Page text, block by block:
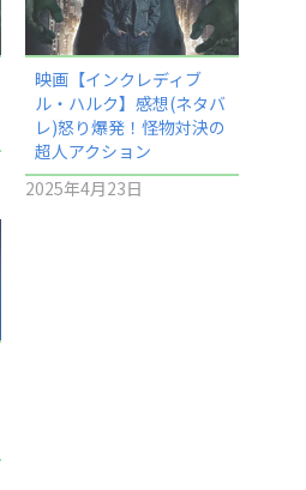
映画【インクレディブ
ル・ハルク】感想(ネタバ
レ)怒り爆発！怪物対決の
超人アクション
2025年4月23日